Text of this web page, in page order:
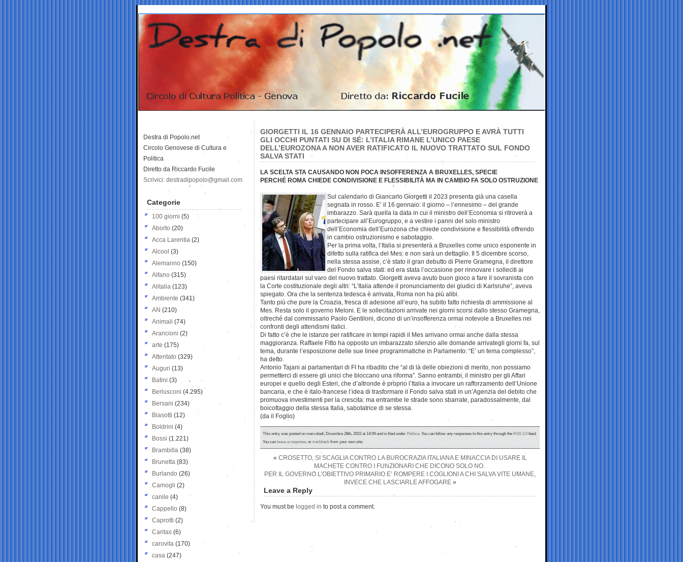
GIORGETTI IL 16 GENNAIO PARTECIPERÀ ALL’EUROGRUPPO E AVRÀ TUTTI
GLI OCCHI PUNTATI SU DI SÉ: L’ITALIA RIMANE L’UNICO PAESE
DELL’EUROZONA A NON AVER RATIFICATO IL NUOVO TRATTATO SUL FONDO
SALVA STATI
LA SCELTA STA CAUSANDO NON POCA INSOFFERENZA A BRUXELLES, SPECIE
PERCHÉ ROMA CHIEDE CONDIVISIONE E FLESSIBILITÀ MA IN CAMBIO FA SOLO OSTRUZIONE
Sul calendario di Giancarlo Giorgetti il 2023 presenta già una casella
segnata in rosso. E’ il 16 gennaio: il giorno – l’ennesimo – del grande
imbarazzo. Sarà quella la data in cui il ministro dell’Economia si ritroverà a
partecipare all’Eurogruppo, e a vestire i panni del solo ministro
dell’Economia dell’Eurozona che chiede condivisione e flessibilità offrendo
in cambio ostruzionismo e sabotaggio.
Per la prima volta, l’Italia si presenterà a Bruxelles come unico esponente in
difetto sulla ratifica del Mes: e non sarà un dettaglio. Il 5 dicembre scorso,
nella stessa assise, c’è stato il gran debutto di Pierre Gramegna, il direttore
del Fondo salva stati: ed era stata l’occasione per rinnovare i solleciti ai
paesi ritardatari sul varo del nuovo trattato. Giorgetti aveva avuto buon gioco a fare il sovranista con
la Corte costituzionale degli altri: “L’Italia attende il pronunciamento dei giudici di Karlsruhe”, aveva
spiegato. Ora che la sentenza tedesca è arrivata, Roma non ha più alibi.
Tanto più che pure la Croazia, fresca di adesione all’euro, ha subito fatto richiesta di ammissione al
Mes. Resta solo il governo Meloni. E le sollecitazioni arrivate nei giorni scorsi dallo stesso Gramegna,
oltreché dal commissario Paolo Gentiloni, dicono di un’insofferenza ormai notevole a Bruxelles nei
confronti degli attendismi italici.
Di fatto c’è che le istanze per ratificare in tempi rapidi il Mes arrivano ormai anche dalla stessa
maggioranza. Raffaele Fitto ha opposto un imbarazzato silenzio alle domande arrivategli giorni fa, sul
tema, durante l’esposizione delle sue linee programmatiche in Parlamento: “E’ un tema complesso”,
ha detto.
Antonio Tajani ai parlamentari di FI ha ribadito che “al di là delle obiezioni di merito, non possiamo
permetterci di essere gli unici che bloccano una riforma”. Sanno entrambi, il ministro per gli Affari
europei e quello degli Esteri, che d’altronde è proprio l’Italia a invocare un rafforzamento dell’Unione
bancaria, e che è italo-francese l’idea di trasformare il Fondo salva stati in un’Agenzia del debito che
promuova investimenti per la crescita: ma entrambe le strade sono sbarrate, paradossalmente, dal
boicottaggio della stessa Italia, sabotatrice di se stessa.
(da il Foglio)
This entry was posted on mercoledì, Dicembre 28th, 2022 at 14:59 and is filed underPolitica. You can follow any responses to this entry through theRSS 2.0feed.
You canleave a response, ortrackbackfrom your own site.
« CROSETTO, SI SCAGLIA CONTRO LA BUROCRAZIA ITALIANA E MINACCIA DI USARE IL
MACHETE CONTRO I FUNZIONARI CHE DICONO SOLO NO.
PER IL GOVERNO L’OBIETTIVO PRIMARIO E’ ROMPERE I COGLIONI A CHI SALVA VITE UMANE,
INVECE CHE LASCIARLE AFFOGARE»
Leave a Reply
You must be logged in to post a comment.
Destra di Popolo.net
Circolo Genovese di Cultura e
Politica
Diretto da Riccardo Fucile
Scrivici: destradipopolo@gmail.com
Categorie
100 giorni (5)
Aborto (20)
Acca Larentia (2)
Alcool (3)
Alemanno (150)
Alfano (315)
Alitalia (123)
Ambiente (341)
AN (210)
Animali (74)
Arancioni (2)
arte (175)
Attentato (329)
Auguri (13)
Batini (3)
Berlusconi (4.295)
Bersani (234)
Biasotti (12)
Boldrini (4)
Bossi (1.221)
Brambilla (38)
Brunetta (83)
Burlando (26)
Camogli (2)
canile (4)
Cappello (8)
Caprotti (2)
Caritas (6)
carovita (170)
casa (247)